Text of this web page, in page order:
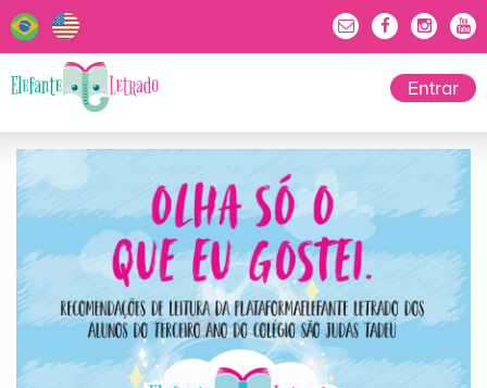
Entrar